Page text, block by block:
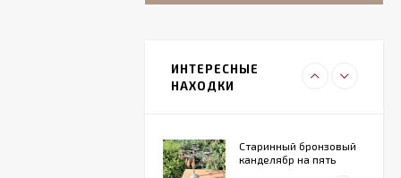
ИНТЕРЕСНЫЕ
НАХОДКИ
фарфоровый
светильник
27 000
Старинный бронзовый
канделябр на пять